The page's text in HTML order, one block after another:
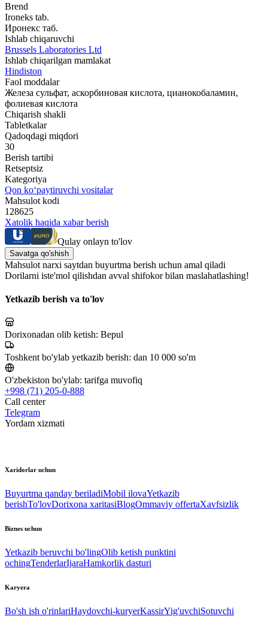
Brend
Ironeks tab.
Иронекс таб.
Ishlab chiqaruvchi
Brussels Laboratories Ltd
Ishlab chiqarilgan mamlakat
Hindiston
Faol moddalar
Железа сульфат, аскорбиновая кислота, цианокобаламин,
фолиевая кислота
Chiqarish shakli
Tabletkalar
Qadoqdagi miqdori
30
Berish tartibi
Retseptsiz
Kategoriya
Qon ko‘paytiruvchi vositalar
Mahsulot kodi
128625
Xatolik haqida xabar berish
Qulay onlayn to'lov
Savatga qo'shish
Mahsulot narxi saytdan buyurtma berish uchun amal qiladi
Dorilarni iste'mol qilishdan avval shifokor bilan maslahatlashing!
Yetkazib berish va to'lov
Dorixonadan olib ketish: Bepul
Toshkent bo'ylab yetkazib berish: dan 10 000 so'm
O'zbekiston bo'ylab: tarifga muvofiq
+998 (71) 205-0-888
Call center
Telegram
Yordam xizmati
Xaridorlar uchun
Buyurtma qanday beriladiMobil ilovaYetkazib
berishTo'lovDorixona xaritasiBlogOmmaviy offertaXavfsizlik
Biznes uchun
Yetkazib beruvchi bo'lingOlib ketish punktini
ochingTenderlarIjaraHamkorlik dasturi
Karyera
Bo'sh ish o'rinlariHaydovchi-kuryerKassirYig'uvchiSotuvchi